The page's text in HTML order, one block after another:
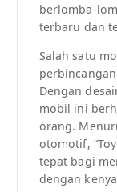
berlomba-
terbaru dan
Salah satu
Dengan
mobil ini
orang.
otomotif,
tepat bagi
dengan